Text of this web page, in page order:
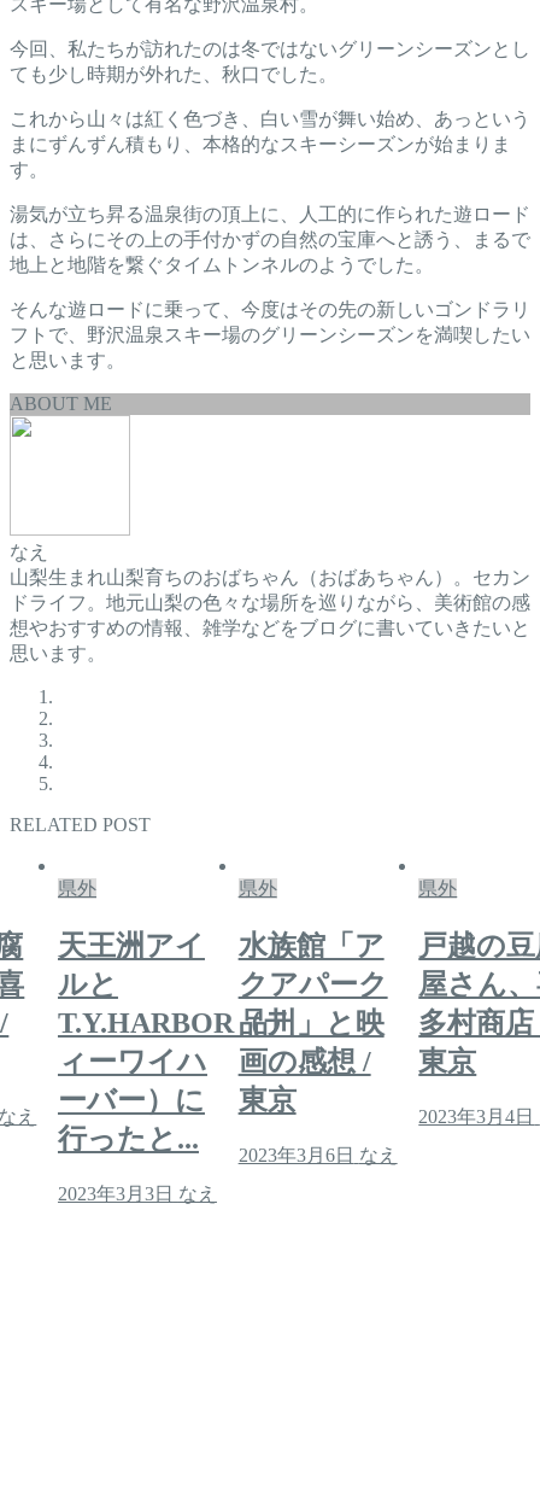
今回、私たちが訪れたのは冬ではないグリーンシーズンとし
ても少し時期が外れた、秋口でした。
これから山々は紅く色づき、白い雪が舞い始め、あっという
まにずんずん積もり、本格的なスキーシーズンが始まりま
す。
湯気が立ち昇る温泉街の頂上に、人工的に作られた遊ロード
は、さらにその上の手付かずの自然の宝庫へと誘う、まるで
地上と地階を繋ぐタイムトンネルのようでした。
そんな遊ロードに乗って、今度はその先の新しいゴンドラリ
フトで、野沢温泉スキー場のグリーンシーズンを満喫したい
と思います。
ABOUT ME
なえ
山梨生まれ山梨育ちのおばちゃん（おばあちゃん）。セカン
ドライフ。地元山梨の色々な場所を巡りながら、美術館の感
想やおすすめの情報、雑学などをブログに書いていきたいと
思います。
RELATED POST
王洲アイ
と
（テ
ーワイハ
バー）に
ったと...
年3月3日 なえ
水族館「ア
クアパーク
品川」と映
画の感想 /
東京
2023年3月6日 なえ
戸越の豆腐
屋さん、喜
多村商店 /
東京
2023年3月4日 なえ